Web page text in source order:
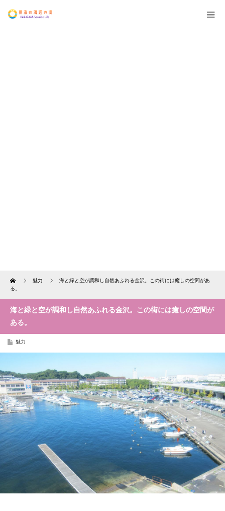
Home 魅力
海と緑と空が調和し自然あふれる金沢。この街には癒しの空間があ
る。
海と緑と空が調和し自然あふれる金沢。この街には癒しの空間が
ある。
魅力